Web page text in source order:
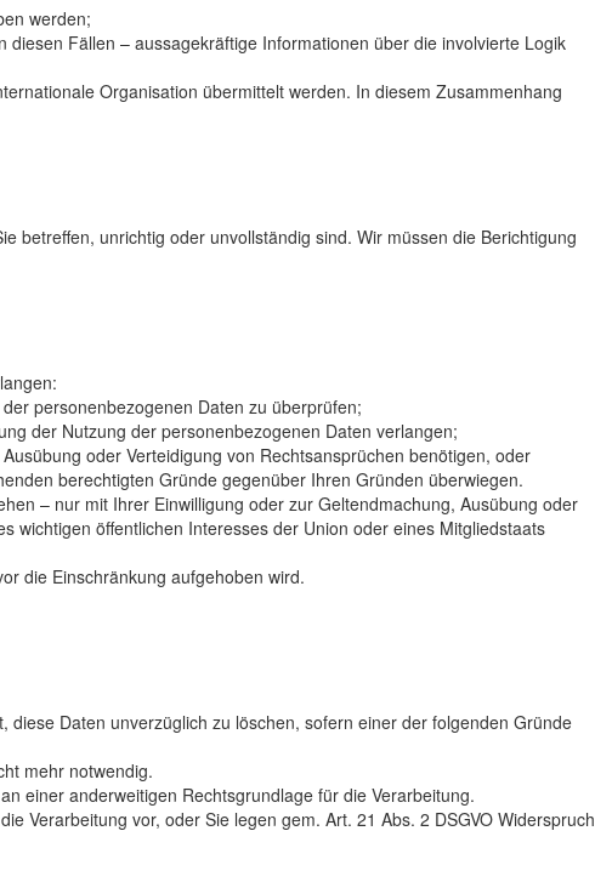
werden;
Fällen – aussagekräftige Informationen über die involvierte Logik
Organisation übermittelt werden. In diesem Zusammenhang
betreffen, unrichtig oder unvollständig sind. Wir müssen die Berichtigung
personenbezogenen Daten zu überprüfen;
der Nutzung der personenbezogenen Daten verlangen;
oder Verteidigung von Rechtsansprüchen benötigen, oder
berechtigten Gründe gegenüber Ihren Gründen überwiegen.
– nur mit Ihrer Einwilligung oder zur Geltendmachung, Ausübung oder
wichtigen öffentlichen Interesses der Union oder eines Mitgliedstaats
die Einschränkung aufgehoben wird.
Daten unverzüglich zu löschen, sofern einer der folgenden Gründe
mehr notwendig.
einer anderweitigen Rechtsgrundlage für die Verarbeitung.
Verarbeitung vor, oder Sie legen gem. Art. 21 Abs. 2 DSGVO Widerspruch